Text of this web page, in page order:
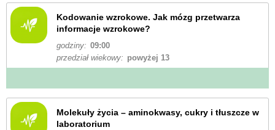
Kodowanie wzrokowe. Jak mózg przetwarza
informacje wzrokowe?
godziny: 09:00
przedział wiekowy: powyżej 13
Molekuły życia – aminokwasy, cukry i tłuszcze w
laboratorium